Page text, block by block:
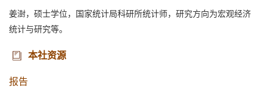
姜澍，硕士学位，国家统计局科研所统计师，研究方向为宏观经济
统计与研究等。
本社资源
报告